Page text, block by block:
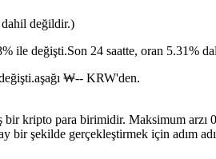
ve emtia türevleri
değildir.)
ile değişti.Son 24 saatte, oran 5.31%
₩-- KRW'den.
kripto para birimidir. Maksimum arzı
bir şekilde gerçekleştirmek için adım